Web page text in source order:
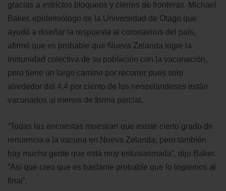
gracias a estrictos bloqueos y cierres de fronteras. Michael
Baker, epidemiólogo de la Universidad de Otago que
ayudó a diseñar la respuesta al coronavirus del país,
afirmó que es probable que Nueva Zelanda logre la
inmunidad colectiva de su población con la vacunación,
pero tiene un largo camino por recorrer pues solo
alrededor del 4,4 por ciento de los neozelandeses están
vacunados al menos de forma parcial.
“Todas las encuestas muestran que existe cierto grado de
renuencia a la vacuna en Nueva Zelanda, pero también
hay mucha gente que está muy entusiasmada”, dijo Baker.
“Así que creo que es bastante probable que lo logremos al
final”.